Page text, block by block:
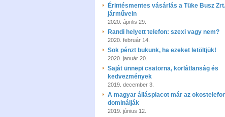
Érintésmentes vásárlás a Tüke Busz Zrt.
járművein
2020. április 29.
Randi helyett telefon: szexi vagy nem?
2020. február 14.
Sok pénzt bukunk, ha ezeket letöltjük!
2020. január 20.
Saját ünnepi csatorna, korlátlanság és
kedvezmények
2019. december 3.
A magyar álláspiacot már az
dominálják
2019. június 12.